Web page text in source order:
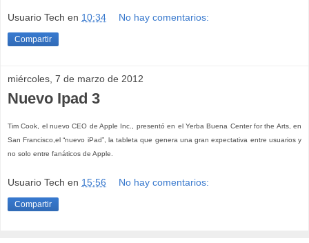
Usuario Tech en 10:34 No hay comentarios:
Compartir
miércoles, 7 de marzo de 2012
Nuevo Ipad 3
Tim Cook, el nuevoCEO de Apple Inc., presentó en el Yerba Buena Center for the Arts, en
San Francisco,el “nuevo iPad”, la tableta que genera una gran expectativa entre usuarios y
no solo entre fanáticos de Apple.
Usuario Tech en 15:56 No hay comentarios:
Compartir